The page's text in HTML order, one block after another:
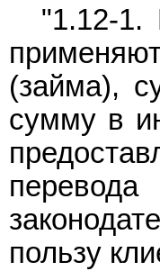
"1.12-1.
(займа),
сумму в
пользу